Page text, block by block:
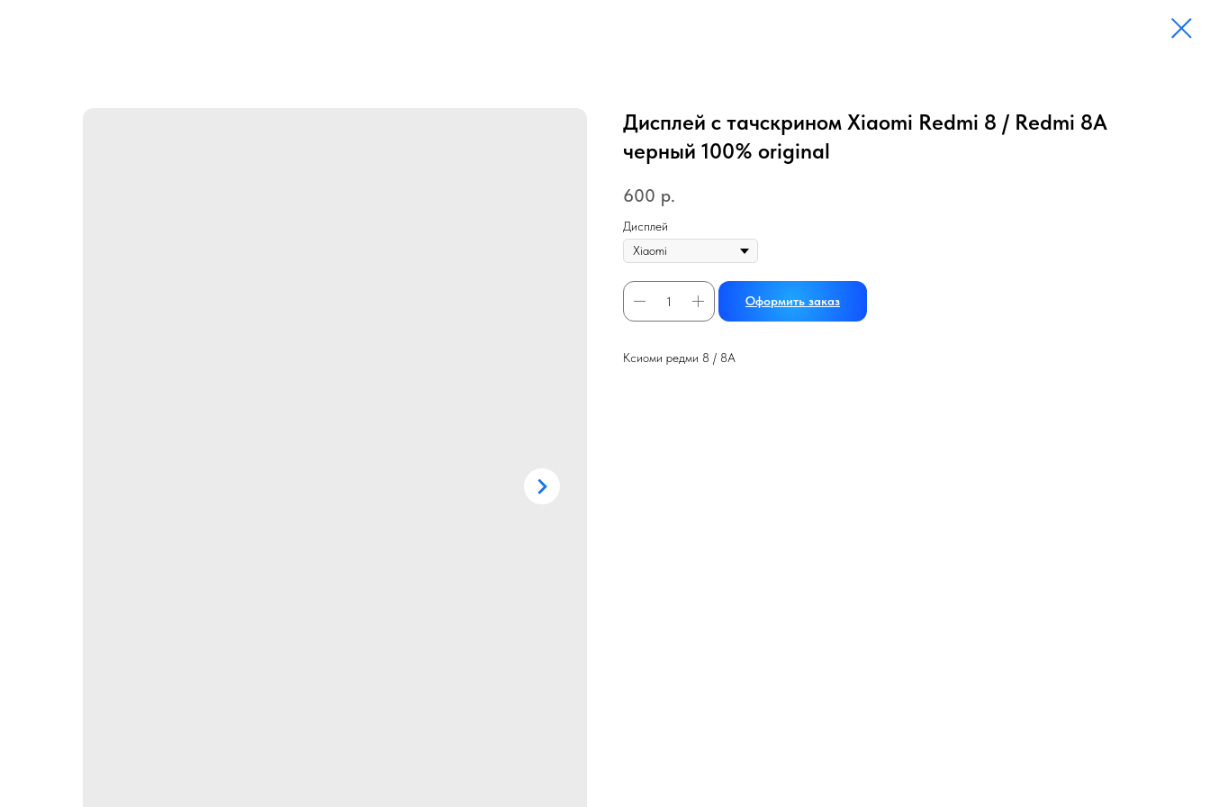
Дисплей с тачскрином Xiaomi Redmi 8 / Redmi 8A
черный 100% original
600 р.
Дисплей
Оформить заказ
Ксиоми редми 8 / 8А